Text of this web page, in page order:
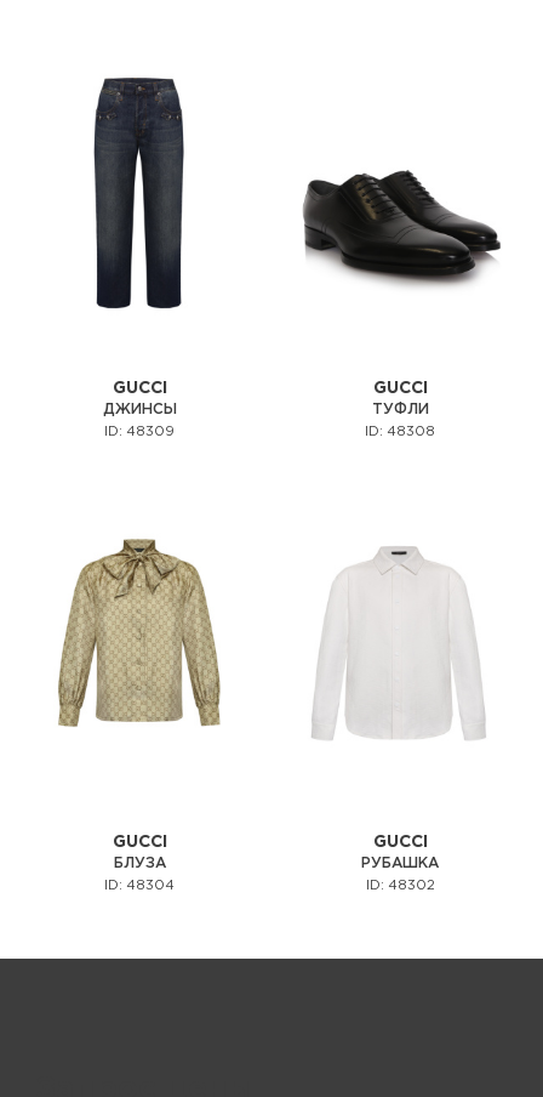
GUCCI
ДЖИНСЫ
ID: 48309
GUCCI
ТУФЛИ
ID: 48308
GUCCI
БЛУЗА
ID: 48304
GUCCI
РУБАШКА
ID: 48302